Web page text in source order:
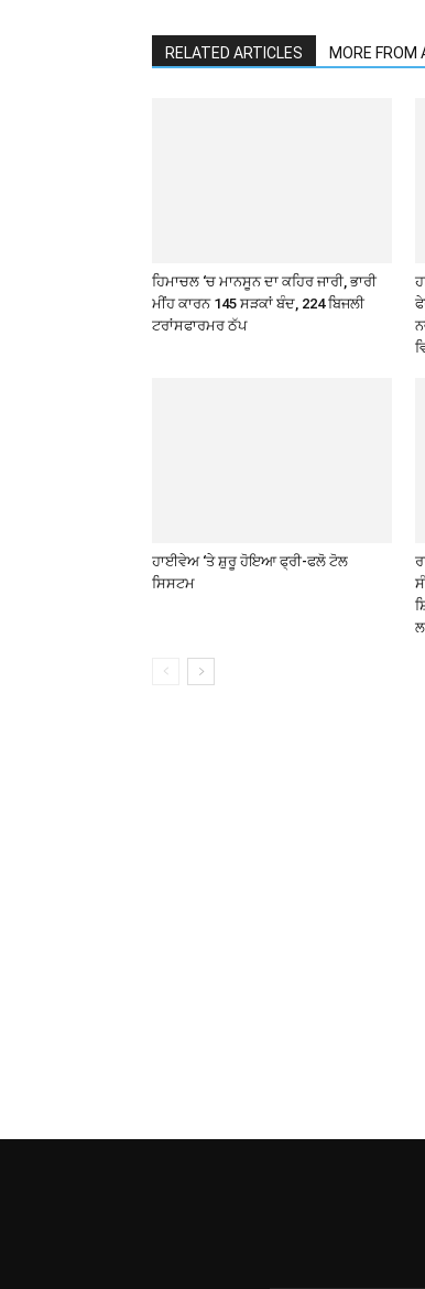
RELATED ARTICLES MORE FROM
ਹਿਮਾਚਲ ‘ਚ ਮਾਨਸੂਨ ਦਾ ਕਹਿਰ ਜਾਰੀ, ਭਾਰੀ
ਮੀਂਹ ਕਾਰਨ 145 ਸੜਕਾਂ ਬੰਦ, 224 ਬਿਜਲੀ
ਟਰਾਂਸਫਾਰਮਰ ਠੱਪ
ਹਾਈਵੇਅ ‘ਤੇ ਸ਼ੁਰੂ ਹੋਇਆ ਫ੍ਰੀ-ਫਲੋ ਟੋਲ
ਸਿਸਟਮ